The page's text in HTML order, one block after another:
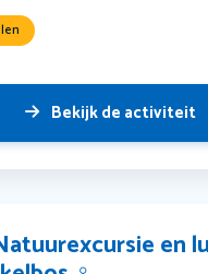
Bekijk de activiteit
en